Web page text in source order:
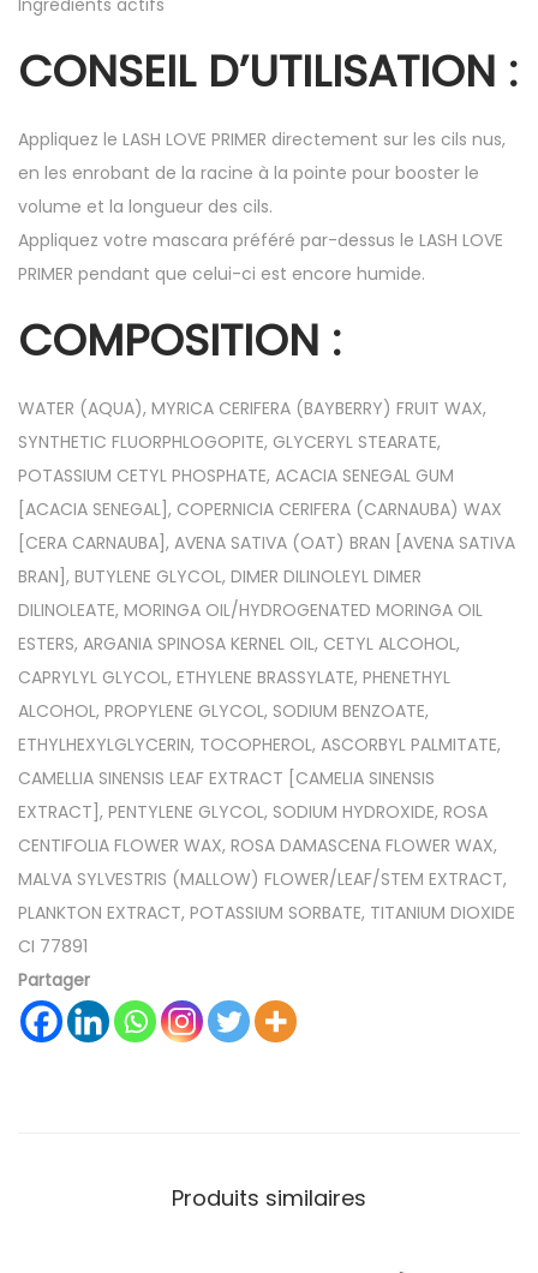
Ingrédients actifs
CONSEIL D’UTILISATION :
Appliquez le LASH LOVE PRIMER directement sur les cils nus,
en les enrobant de la racine à la pointe pour booster le
volume et la longueur des cils.
Appliquez votre mascara préféré par-dessus le LASH LOVE
PRIMER pendant que celui-ci est encore humide.
COMPOSITION :
WATER (AQUA), MYRICA CERIFERA (BAYBERRY) FRUIT WAX,
SYNTHETIC FLUORPHLOGOPITE, GLYCERYL STEARATE,
POTASSIUM CETYL PHOSPHATE, ACACIA SENEGAL GUM
[ACACIA SENEGAL], COPERNICIA CERIFERA (CARNAUBA) WAX
[CERA CARNAUBA], AVENA SATIVA (OAT) BRAN [AVENA SATIVA
BRAN], BUTYLENE GLYCOL, DIMER DILINOLEYL DIMER
DILINOLEATE, MORINGA OIL/HYDROGENATED MORINGA OIL
ESTERS, ARGANIA SPINOSA KERNEL OIL, CETYL ALCOHOL,
CAPRYLYL GLYCOL, ETHYLENE BRASSYLATE, PHENETHYL
ALCOHOL, PROPYLENE GLYCOL, SODIUM BENZOATE,
ETHYLHEXYLGLYCERIN, TOCOPHEROL, ASCORBYL PALMITATE,
CAMELLIA SINENSIS LEAF EXTRACT [CAMELIA SINENSIS
EXTRACT], PENTYLENE GLYCOL, SODIUM HYDROXIDE, ROSA
CENTIFOLIA FLOWER WAX, ROSA DAMASCENA FLOWER WAX,
MALVA SYLVESTRIS (MALLOW) FLOWER/LEAF/STEM EXTRACT,
PLANKTON EXTRACT, POTASSIUM SORBATE, TITANIUM DIOXIDE
CI 77891
Partager
Produits similaires